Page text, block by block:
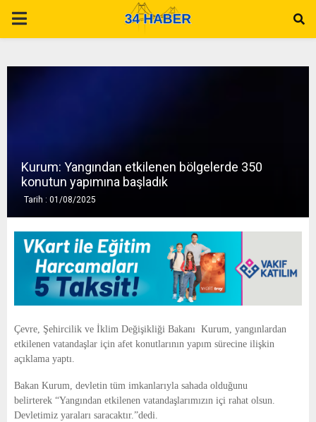
P
A
E
N
U
Kurum: Yangından etkilenen bölgelerde 350
konutun yapımına başladık
Tarih : 01/08/2025
Çevre, Şehircilik ve İklim Değişikliği Bakanı Kurum, yangınlardan
etkilenen vatandaşlar için afet konutlarının yapım sürecine ilişkin
açıklama yaptı.
Bakan Kurum, devletin tüm imkanlarıyla sahada olduğunu
belirterek “Yangından etkilenen vatandaşlarımızın içi rahat olsun.
Devletimiz yaraları saracaktır.”dedi.